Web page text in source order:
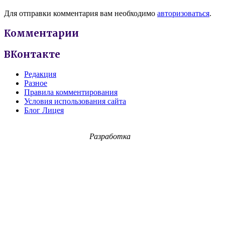
Для отправки комментария вам необходимо авторизоваться.
Комментарии
ВКонтакте
Редакция
Разное
Правила комментирования
Условия использования сайта
Блог Лицея
Разработка